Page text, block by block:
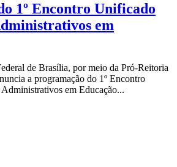
1º Encontro Unificado
em
de Brasília, por meio da Pró-Reitoria
a programação do 1º Encontro
em Educação...